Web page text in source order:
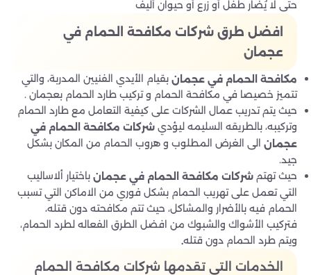
حتى لا يُضار طفل أو زرع أو حيوان أليف
افضل طرق شركات مكافحة الحمام في
عجمان
مكافحة الحمام في عجمان بقيام الأيدي الفنيين المدربة، والتي
تتميز خصيصا في مكافحة الحمام و تركيب طارد الحمام بعجمان .
حيث يتم تدريب عمال الشركات على كيفية التعامل مع طارد الحمام
وتركيبه، بالطريقه السليمه ليؤدي شركات مكافحة
الحمام في
عجمان الى الغرض المطلوب و هروب الحمام من المكان بشكل
جيد.
حيث تهتم شركات مكافحة الحمام في عجمان باختيار ألاساليب
التي تعمل على تهريب الحمام بشكل فوري من الاماكن التي تسبب
الحمام فيه بالأضرار والمشاكل، حيث تتم مكافحته دون قتله،
فتركيب الأشواك والشبوك من افضل الطرق الفعاله لطرد الحمام،
ويتم طرد الحمام دون قتله.
الخدمات التي تقدمها شركات مكافحة الحمام